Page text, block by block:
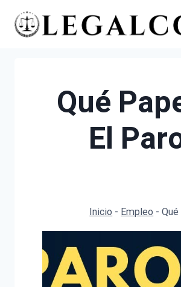
Saltar
Qué
El
Inicio - Empleo -